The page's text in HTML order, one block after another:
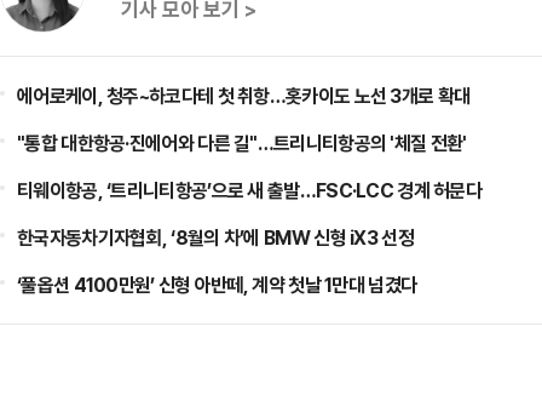
기사 모아 보기 >
에어로케이, 청주~하코다테 첫 취항…홋카이도 노선 3개로 확대
"통합 대한항공·진에어와 다른 길"…트리니티항공의 '체질 전환'
티웨이항공, ‘트리니티항공’으로 새 출발…FSC·LCC 경계 허문다
한국자동차기자협회, ‘8월의 차’에 BMW 신형 iX3 선정
‘풀옵션 4100만원’ 신형 아반떼, 계약 첫날 1만대 넘겼다